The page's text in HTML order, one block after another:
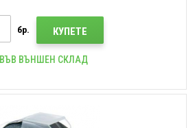
бр. КУПЕТЕ
ВЪВ ВЪНШЕН СКЛАД